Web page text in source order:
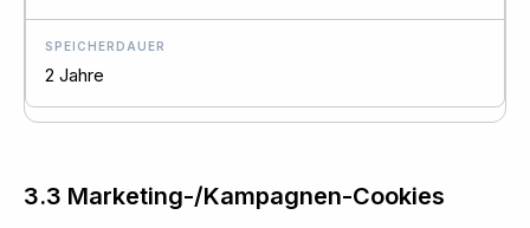
2 Jahre
3.3 Marketing-/Kampagnen-Cookies